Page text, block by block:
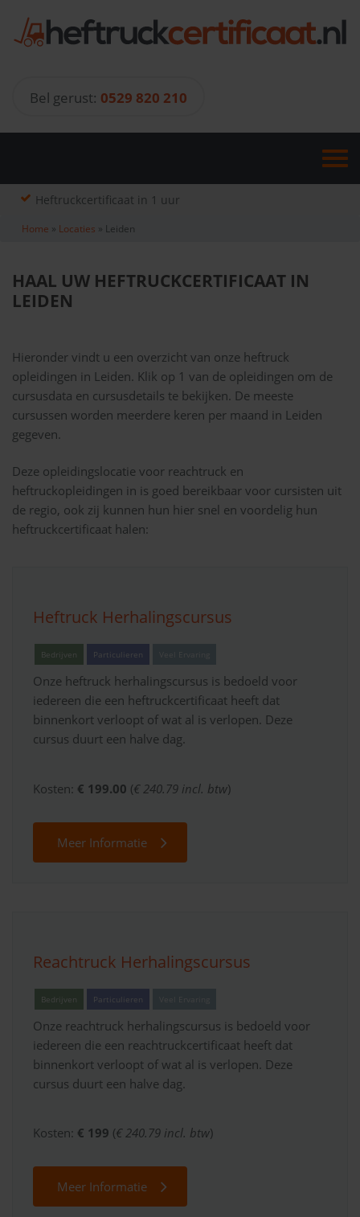
content
Bel gerust: 0529 820 210
Heftruckcertificaat in 1 uur
Home » Locaties » Leiden
HAAL UW HEFTRUCKCERTIFICAAT IN
LEIDEN
Hieronder vindt u een overzicht van onze heftruck
opleidingen in Leiden. Klik op 1 van de opleidingen om de
cursusdata en cursusdetails te bekijken. De meeste
cursussen worden meerdere keren per maand in Leiden
gegeven.
Deze opleidingslocatie voor reachtruck en
heftruckopleidingen in is goed bereikbaar voor cursisten uit
de regio, ook zij kunnen hun hier snel en voordelig hun
heftruckcertificaat halen:
Heftruck Herhalingscursus
Bedrijven Particulieren
Onze heftruck herhalingscursus is bedoeld voor
iedereen die een heftruckcertificaat heeft dat
binnenkort verloopt of wat al is verlopen. Deze
cursus duurt een halve dag.
Kosten: € 199.00 (€ 240.79 incl. btw)
Meer Informatie
Reachtruck Herhalingscursus
Bedrijven Particulieren
Onze reachtruck herhalingscursus is bedoeld voor
iedereen die een reachtruckcertificaat heeft dat
binnenkort verloopt of wat al is verlopen. Deze
cursus duurt een halve dag.
Kosten: € 199 (€ 240.79 incl. btw)
Meer Informatie